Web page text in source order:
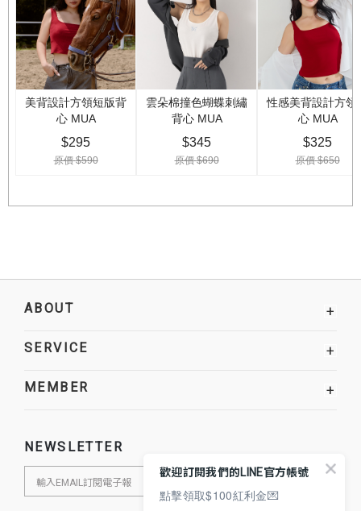
ABOUT +
SERVICE +
MEMBER +
NEWSLETTER
歡迎訂閱我們的LINE官方帳號
點擊領取$100紅利金💌